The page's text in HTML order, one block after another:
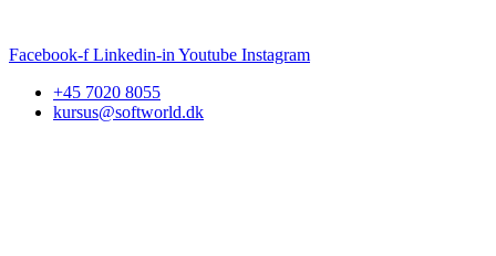
Facebook-f Linkedin-in Youtube Instagram
+45 7020 8055
kursus@softworld.dk